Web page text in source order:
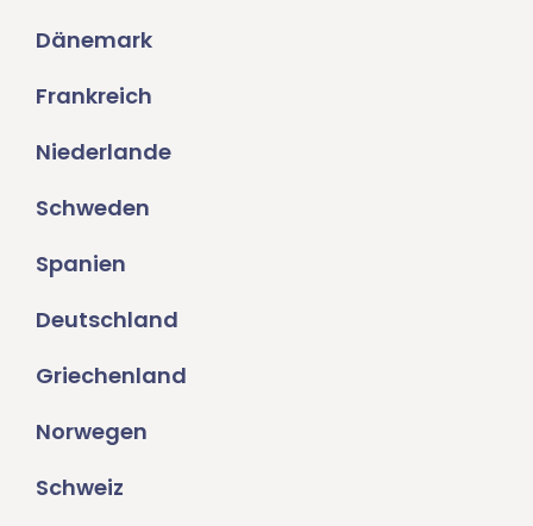
Dänemark
Frankreich
Niederlande
Schweden
Spanien
Deutschland
Griechenland
Norwegen
Schweiz